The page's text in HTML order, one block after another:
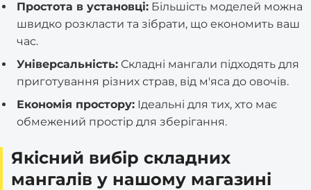
Простота в установці: Більшість моделей можна
швидко розкласти та зібрати, що економить ваш
час.
Універсальність: Складні мангали підходять для
приготування різних страв, від м'яса до овочів.
Економія простору: Ідеальні для тих, хто має
обмежений простір для зберігання.
Якісний вибір складних
мангалів у нашому магазині